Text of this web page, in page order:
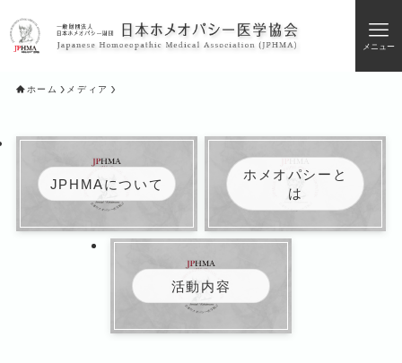
メニュー
ホーム メディア
JPHMAについて
ホメオパシーと
は
活動内容